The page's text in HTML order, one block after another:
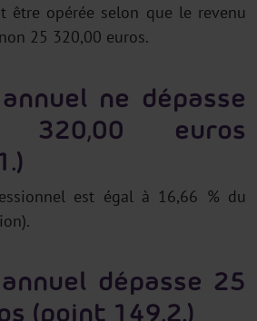
être opérée selon que le revenu
25 320,00 euros.
ne dépasse
euros
est égal à 16,66 % du
dépasse 25
(point 149.2.)